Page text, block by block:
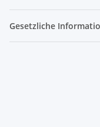
Gesetzliche